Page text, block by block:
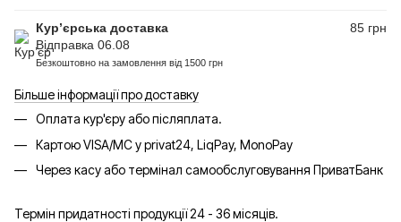
Кур’єрська доставка
Відправка 06.08
Безкоштовно на замовлення від 1500 грн
85 грн
Більше інформації про доставку
Оплата кур'єру або післяплата.
Картою VISA/MC у privat24, LiqPay, MonoPay
Через касу або термінал самообслуговування ПриватБанк
Термін придатності продукції 24 - 36 місяців.